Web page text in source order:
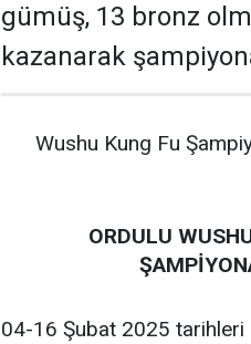
gümüş, 13 bronz
kazanarak
Wushu Kung Fu
ORDULU
04-16 Şubat 2025 tarihleri